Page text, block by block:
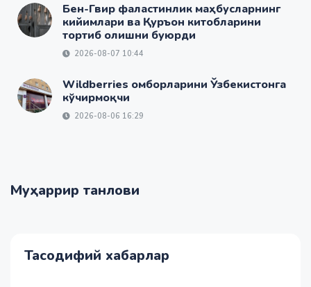
Бен-Гвир фаластинлик маҳбусларнинг
кийимлари ва Қуръон китобларини
тортиб олишни буюрди
2026-08-07 10:44
Wildberries омборларини Ўзбекистонга
кўчирмоқчи
2026-08-06 16:29
Муҳаррир танлови
Тасодифий хабарлар